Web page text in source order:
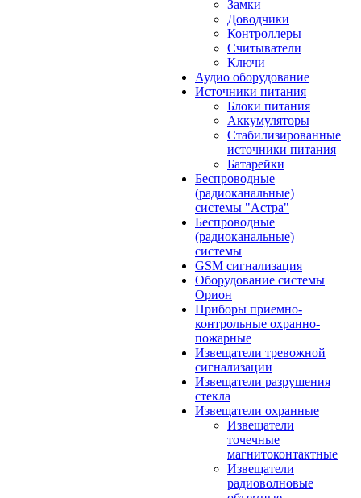
Замки
Доводчики
Контроллеры
Считыватели
Ключи
Аудио оборудование
Источники питания
Блоки питания
Аккумуляторы
Стабилизированные
источники питания
Батарейки
Беспроводные
(радиоканальные)
системы "Астра"
Беспроводные
(радиоканальные)
системы
GSM сигнализация
Оборудование системы
Орион
Приборы приемно-
контрольные охранно-
пожарные
Извещатели тревожной
сигнализации
Извещатели разрушения
стекла
Извещатели охранные
Извещатели
точечные
магнитоконтактные
Извещатели
радиоволновые